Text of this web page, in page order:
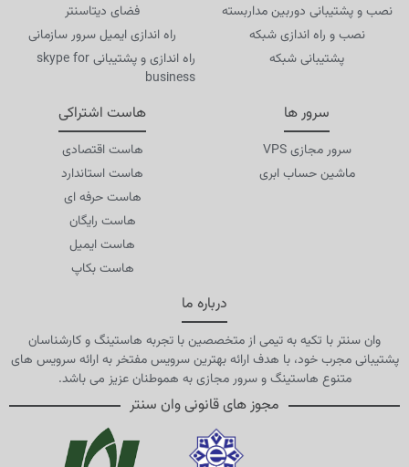
درباره ما
وان سنتر با تکیه به تیمی از متخصصین با تجربه هاستینگ و کارشناسان
پشتیبانی مجرب خود، با هدف ارائه بهترین سرویس مفتخر به ارائه سرویس های
متنوع هاستینگ و سرور مجازی به هموطنان عزیز می باشد.
هاست اشتراکی
هاست اقتصادی
هاست استاندارد
هاست حرفه ای
هاست رایگان
هاست ایمیل
هاست بکاپ
سرور ها
سرور مجازی VPS
ماشین حساب ابری
فضای دیتاسنتر
راه اندازی ایمیل سرور سازمانی
راه اندازی و پشتیبانی skype for
business
نصب و پشتیبانی دوربین مداربسته
نصب و راه اندازی شبکه
پشتیبانی شبکه
مجوز های قانونی وان سنتر